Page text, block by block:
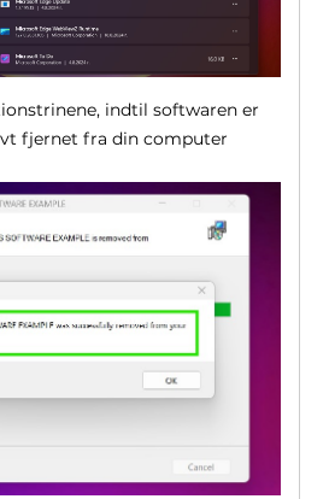
indtil softwaren er
fjernet fra din computer